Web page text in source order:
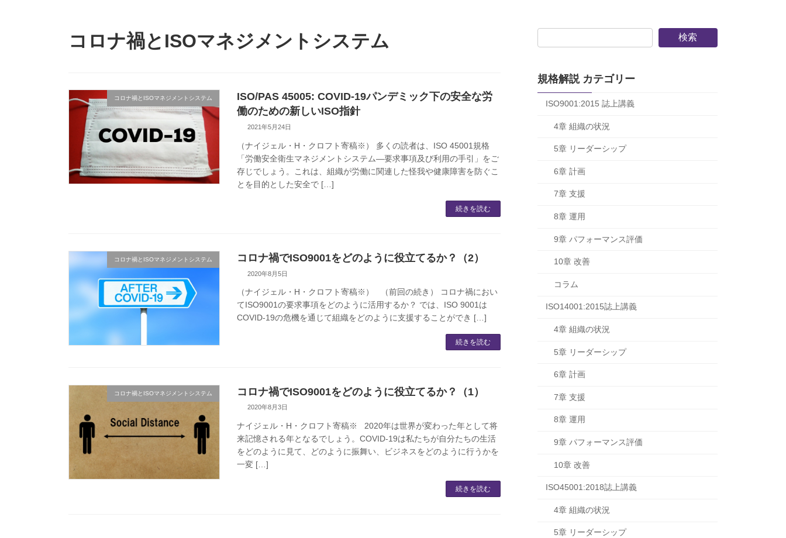
コロナ禍とISOマネジメントシステム
コロナ禍とISOマネジメントシステム
ISO/PAS 45005: COVID-19パンデミック下の安全な労
働のための新しいISO指針
2021年5月24日
（ナイジェル・H・クロフト寄稿※） 多くの読者は、ISO 45001規格
「労働安全衛生マネジメントシステム―要求事項及び利用の手引」をご
存じでしょう。これは、組織が労働に関連した怪我や健康障害を防ぐこ
とを目的とした安全で […]
続きを読む
コロナ禍とISOマネジメントシステム コロナ禍でISO9001をどのように役立てるか？（2）
2020年8月5日
（ナイジェル・H・クロフト寄稿※） （前回の続き） コロナ禍におい
てISO9001の要求事項をどのように活用するか？ では、ISO 9001は
COVID-19の危機を通じて組織をどのように支援することができ […]
続きを読む
コロナ禍とISOマネジメントシステム コロナ禍でISO9001をどのように役立てるか？（1）
2020年8月3日
ナイジェル・H・クロフト寄稿※ 2020年は世界が変わった年として将
来記憶される年となるでしょう。COVID-19は私たちが自分たちの生活
をどのように見て、どのように振舞い、ビジネスをどのように行うかを
一変 […]
続きを読む
検索
規格解説 カテゴリー
ISO9001:2015 誌上講義
4章 組織の状況
5章 リーダーシップ
6章 計画
7章 支援
8章 運用
9章 パフォーマンス評価
10章 改善
コラム
ISO14001:2015誌上講義
4章 組織の状況
5章 リーダーシップ
6章 計画
7章 支援
8章 運用
9章 パフォーマンス評価
10章 改善
ISO45001:2018誌上講義
4章 組織の状況
5章 リーダーシップ